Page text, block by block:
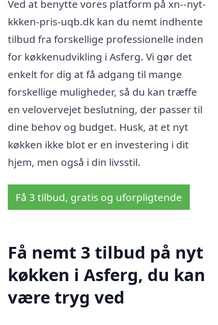
Ved at benytte vores platform på xn--nyt-
kkken-pris-uqb.dk kan du nemt indhente
tilbud fra forskellige professionelle inden
for køkkenudvikling i Asferg. Vi gør det
enkelt for dig at få adgang til mange
forskellige muligheder, så du kan træffe
en velovervejet beslutning, der passer til
dine behov og budget. Husk, at et nyt
køkken ikke blot er en investering i dit
hjem, men også i din livsstil.
Få 3 tilbud, gratis og uforpligtende
Få nemt 3 tilbud på nyt
køkken i Asferg, du kan
være tryg ved